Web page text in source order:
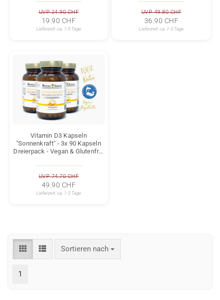
Kapsel)
UVP 24.90 CHF
19.90 CHF
Lieferzeit:ca. 1-3 Tage
pro Kapsel)
UVP 49.80 CHF
36.90 CHF
Lieferzeit:ca. 1-3 Tage
Vitamin D3 Kapseln
"Sonnenkraft" - 3x 90 Kapseln
Dreierpack - Vegan & Glutenfrei
UVP 74.70 CHF
49.90 CHF
Lieferzeit:ca. 1-3 Tage
Sortieren nach
Sortieren nach
1